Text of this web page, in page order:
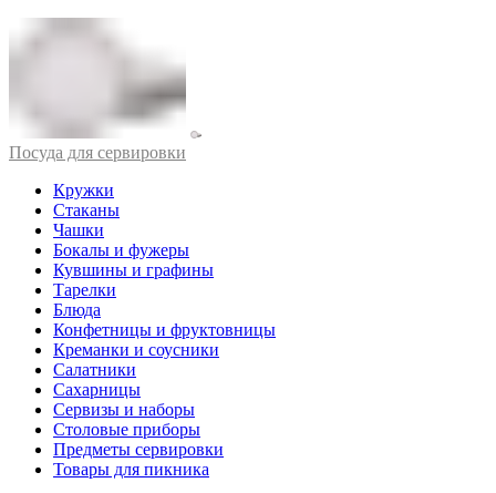
Посуда для сервировки
Кружки
Стаканы
Чашки
Бокалы и фужеры
Кувшины и графины
Тарелки
Блюда
Конфетницы и фруктовницы
Креманки и соусники
Салатники
Сахарницы
Сервизы и наборы
Столовые приборы
Предметы сервировки
Товары для пикника